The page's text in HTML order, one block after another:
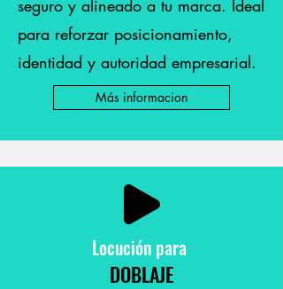
seguro y alineado a tu marca. Ideal
para reforzar posicionamiento,
identidad y autoridad empresarial.
Más informacion
Locución para
DOBLAJE